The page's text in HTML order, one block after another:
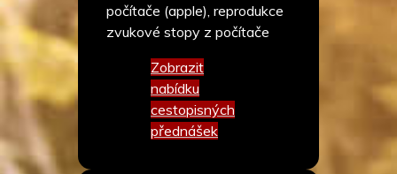
počítače (apple), reprodukce
zvukové stopy z počítače
Zobrazit
nabídku
cestopisných
přednášek